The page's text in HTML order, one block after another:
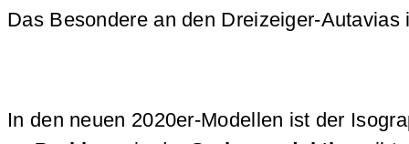
Das Besondere an den Dreizeiger-
In den neuen 2020er-Modellen ist der